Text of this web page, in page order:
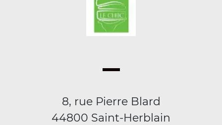
8, rue Pierre Blard
44800 Saint-Herblain